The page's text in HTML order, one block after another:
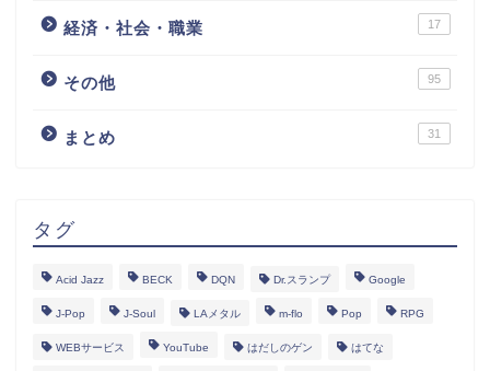
経済・社会・職業 17
その他 95
まとめ 31
タグ
Acid Jazz BECK DQN Dr.スランプ Google
J-Pop J-Soul LAメタル m-flo Pop RPG
WEBサービス YouTube はだしのゲン はてな